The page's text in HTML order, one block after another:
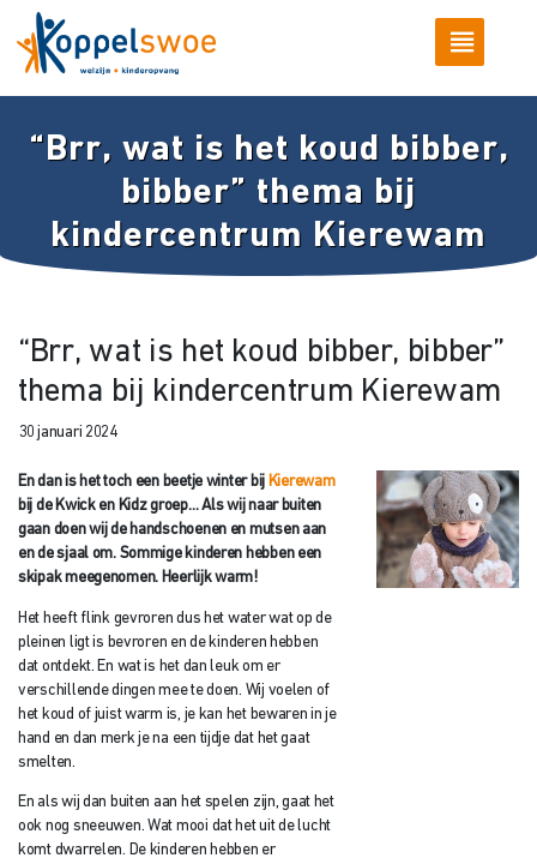
“Brr, wat is het koud bibber,
bibber” thema bij
kindercentrum Kierewam
“Brr, wat is het koud bibber, bibber”
thema bij kindercentrum Kierewam
30 januari 2024
En dan is het toch een beetje winter bij Kierewam
bij de Kwick en Kidz groep… Als wij naar buiten
gaan doen wij de handschoenen en mutsen aan
en de sjaal om. Sommige kinderen hebben een
skipak meegenomen. Heerlijk warm!
Het heeft flink gevroren dus het water wat op de
pleinen ligt is bevroren en de kinderen hebben
dat ontdekt. En wat is het dan leuk om er
verschillende dingen mee te doen. Wij voelen of
het koud of juist warm is, je kan het bewaren in je
hand en dan merk je na een tijdje dat het gaat
smelten.
En als wij dan buiten aan het spelen zijn, gaat het
ook nog sneeuwen. Wat mooi dat het uit de lucht
komt dwarrelen. De kinderen hebben er